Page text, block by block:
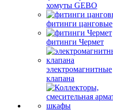
хомуты GEBO
фитинги цанговые
фитинги Чермет
электромагнитные
клапана